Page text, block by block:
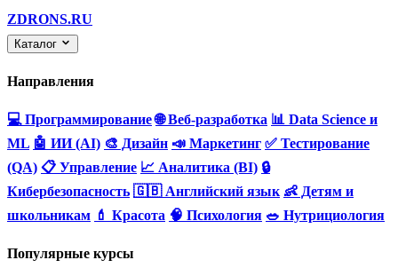
ZDRONS.RU
Каталог
Направления
💻 Программирование 🌐 Веб-разработка 📊 Data Science и
ML 🤖 ИИ (AI) 🎨 Дизайн 📣 Маркетинг ✅ Тестирование
(QA) 📋 Управление 📈 Аналитика (BI) 🔒
Кибербезопасность 🇬🇧 Английский язык 👶 Детям и
школьникам 💄 Красота 🧠 Психология 🥗 Нутрициология
Популярные курсы